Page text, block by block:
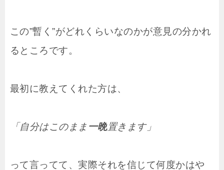
この”暫く”がどれくらいなのかが意見の分かれ
るところです。
最初に教えてくれた方は、
「自分はこのまま 一晩置きます」
って言ってて、実際それを信じて何度かはや